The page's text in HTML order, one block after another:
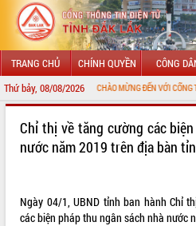
TRANG CHỦ CHÍNH QUYỀN CÔNG
Thứ bảy, 08/08/2026CHÀO MỪNG ĐẾN VỚI CỔNG THÔNG TIN
LÃNH ĐẠO UBND TỈNH
SỞ, BAN, NGÀNH
Chỉ thị về tăng cường các
nước năm 2019 trên địa bàn
Ngày 04/1, UBND tỉnh ban hành Chỉ
các biện pháp thu ngân sách nhà nước